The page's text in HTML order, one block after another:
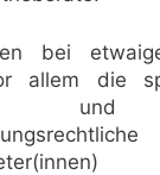
bei
allem die
und